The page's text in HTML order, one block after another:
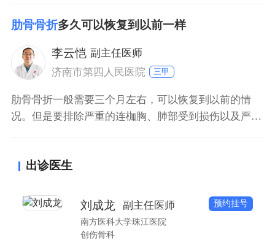
行闭式引流。第三、应用促进骨折食物和药物进行治
疗。同时，需要进行一定镇痛，减轻局部疼痛。第四、
进行一定咳嗽和具有力量训练，避免因为长时间不敢咳
嗽疼痛造成肺部感染。第四、如果骨折情况比较严重，
则需要
肋骨骨折多久可以恢复到以前一样
李云恺 副主任医师
济南市第四人民医院
三甲
肋骨骨折一般需要三个月左右，可以恢复到以前的情
况。但是要排除严重的连枷胸、肺部受到损伤以及严重
严重的肋骨骨折在十周左右可以愈合，然后还需锻炼两
出诊医生
刘成龙 副主任医师
南方医科大学珠江医院
创伤骨科
预约挂号